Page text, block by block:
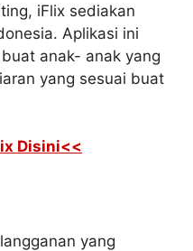
iFlix sediakan
Aplikasi ini
anak- anak yang
yang sesuai buat
Disini<<
yang